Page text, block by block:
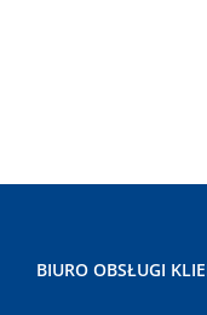
BIURO OBSŁUGI